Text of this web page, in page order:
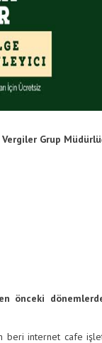
Grup
önceki
internet cafe